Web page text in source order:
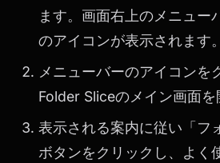
ます。画面右上のメニュー
のアイコンが表示されます。
メニューバーのアイコンを
Folder Sliceのメイン画面を
表示される案内に従い「フ
ボタンをクリックし、よく